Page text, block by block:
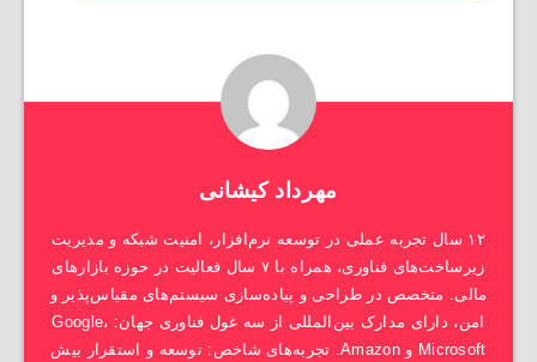
مهرداد کیشانی
۱۲ سال تجربه عملی در توسعه نرم‌افزار، امنیت شبکه و مدیریت
زیرساخت‌های فناوری، همراه با ۷ سال فعالیت در حوزه بازارهای
مالی. متخصص در طراحی و پیاده‌سازی سیستم‌های مقیاس‌پذیر و
امن، دارای مدارک بین‌المللی از سه غول فناوری جهان: Google،
Microsoft و Amazon. تجربه‌های شاخص: توسعه و استقرار بیش